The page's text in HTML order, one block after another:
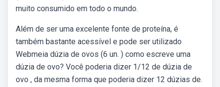
muito consumido em todo o mundo.
Além de ser uma excelente fonte de proteína, é
também bastante acessível e pode ser utilizado
Webmeia dúzia de ovos (6 un. ) como escreve uma
dúzia de ovo? Você poderia dizer 1/12 de dúzia de
ovo , da mesma forma que poderia dizer 12 dúzias de.